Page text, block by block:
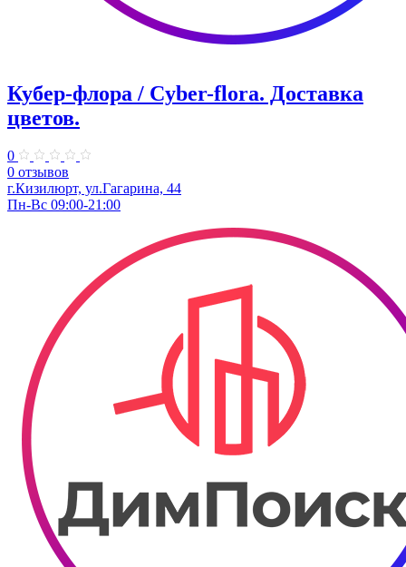
Кубер-флора / Cyber-flora. Доставка
цветов.
0
0 отзывов
г.Кизилюрт, ул.Гагарина, 44
Пн-Вс 09:00-21:00